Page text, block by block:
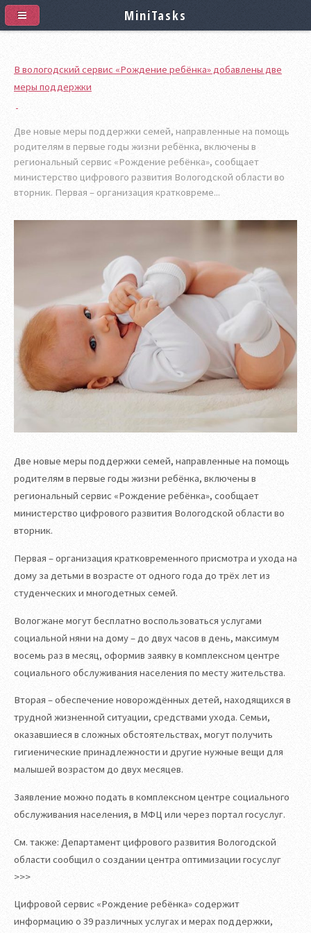
В вологодский сервис «Рождение ребёнка» добавлены две
меры поддержки
Две новые меры поддержки семей, направленные на помощь
родителям в первые годы жизни ребёнка, включены в
региональный сервис «Рождение ребёнка», сообщает
министерство цифрового развития Вологодской области во
вторник. Первая – организация кратковреме...
Две новые меры поддержки семей, направленные на помощь
родителям в первые годы жизни ребёнка, включены в
региональный сервис «Рождение ребёнка», сообщает
министерство цифрового развития Вологодской области во
вторник.
Первая – организация кратковременного присмотра и ухода на
дому за детьми в возрасте от одного года до трёх лет из
студенческих и многодетных семей.
Вологжане могут бесплатно воспользоваться услугами
социальной няни на дому – до двух часов в день, максимум
восемь раз в месяц, оформив заявку в комплексном центре
социального обслуживания населения по месту жительства.
Вторая – обеспечение новорождённых детей, находящихся в
трудной жизненной ситуации, средствами ухода. Семьи,
оказавшиеся в сложных обстоятельствах, могут получить
гигиенические принадлежности и другие нужные вещи для
малышей возрастом до двух месяцев.
Заявление можно подать в комплексном центре социального
обслуживания населения, в МФЦ или через портал госуслуг.
См. также: Департамент цифрового развития Вологодской
области сообщил о создании центра оптимизации госуслуг
>>>
Цифровой сервис «Рождение ребёнка» содержит
информацию о 39 различных услугах и мерах поддержки,
MiniTasks